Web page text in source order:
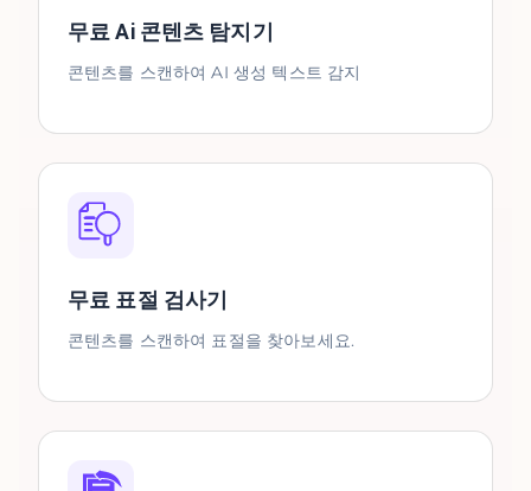
무료 Ai 콘텐츠 탐지기
콘텐츠를 스캔하여 AI 생성 텍스트 감지
무료 표절 검사기
콘텐츠를 스캔하여 표절을 찾아보세요.